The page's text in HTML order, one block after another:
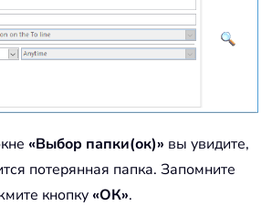
«Выбор папки(ок)» вы увидите,
потерянная папка. Запомните
кнопку «ОК».